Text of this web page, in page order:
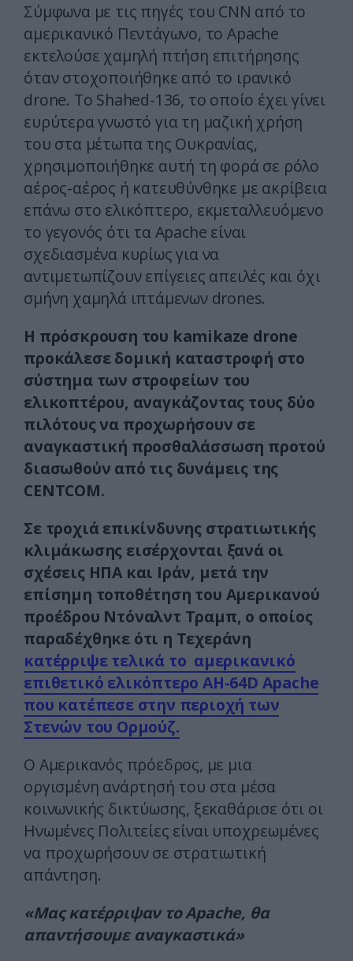
Σύμφωνα με τις πηγές του CNN από το
αμερικανικό Πεντάγωνο, το Apache
εκτελούσε χαμηλή πτήση επιτήρησης
όταν στοχοποιήθηκε από το ιρανικό
drone. Το Shahed-136, το οποίο έχει γίνει
ευρύτερα γνωστό για τη μαζική χρήση
του στα μέτωπα της Ουκρανίας,
χρησιμοποιήθηκε αυτή τη φορά σε ρόλο
αέρος-αέρος ή κατευθύνθηκε με ακρίβεια
επάνω στο ελικόπτερο, εκμεταλλευόμενο
το γεγονός ότι τα Apache είναι
σχεδιασμένα κυρίως για να
αντιμετωπίζουν επίγειες απειλές και όχι
σμήνη χαμηλά ιπτάμενων drones.
Η πρόσκρουση του kamikaze drone
προκάλεσε δομική καταστροφή στο
σύστημα των στροφείων του
ελικοπτέρου, αναγκάζοντας τους δύο
πιλότους να προχωρήσουν σε
αναγκαστική προσθαλάσσωση προτού
διασωθούν από τις δυνάμεις της
CENTCOM.
Σε τροχιά επικίνδυνης στρατιωτικής
κλιμάκωσης εισέρχονται ξανά οι
σχέσεις ΗΠΑ και Ιράν, μετά την
επίσημη τοποθέτηση του Αμερικανού
προέδρου Ντόναλντ Τραμπ, ο οποίος
παραδέχθηκε ότι η Τεχεράνη
κατέρριψε τελικά το αμερικανικό
επιθετικό ελικόπτερο AH-64D Apache
που κατέπεσε στην περιοχή των
Στενών του Ορμούζ.
Ο Αμερικανός πρόεδρος, με μια
οργισμένη ανάρτησή του στα μέσα
κοινωνικής δικτύωσης, ξεκαθάρισε ότι οι
Ηνωμένες Πολιτείες είναι υποχρεωμένες
να προχωρήσουν σε στρατιωτική
απάντηση.
«Μας κατέρριψαν το Apache, θα
απαντήσουμε αναγκαστικά»